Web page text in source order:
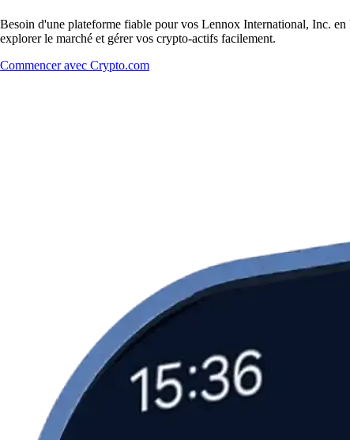
Besoin d'une plateforme fiable pour vos Lennox International, Inc.
explorer le marché et gérer vos crypto-actifs facilement.
Commencer avec Crypto.com